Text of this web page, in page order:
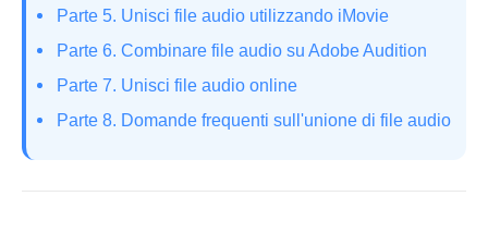
Parte 5. Unisci file audio utilizzando iMovie
Parte 6. Combinare file audio su Adobe Audition
Parte 7. Unisci file audio online
Parte 8. Domande frequenti sull'unione di file audio